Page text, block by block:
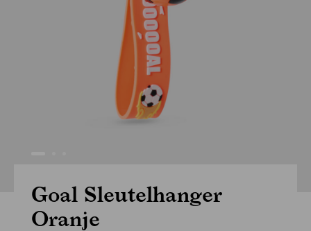
Goal Sleutelhanger
Oranje